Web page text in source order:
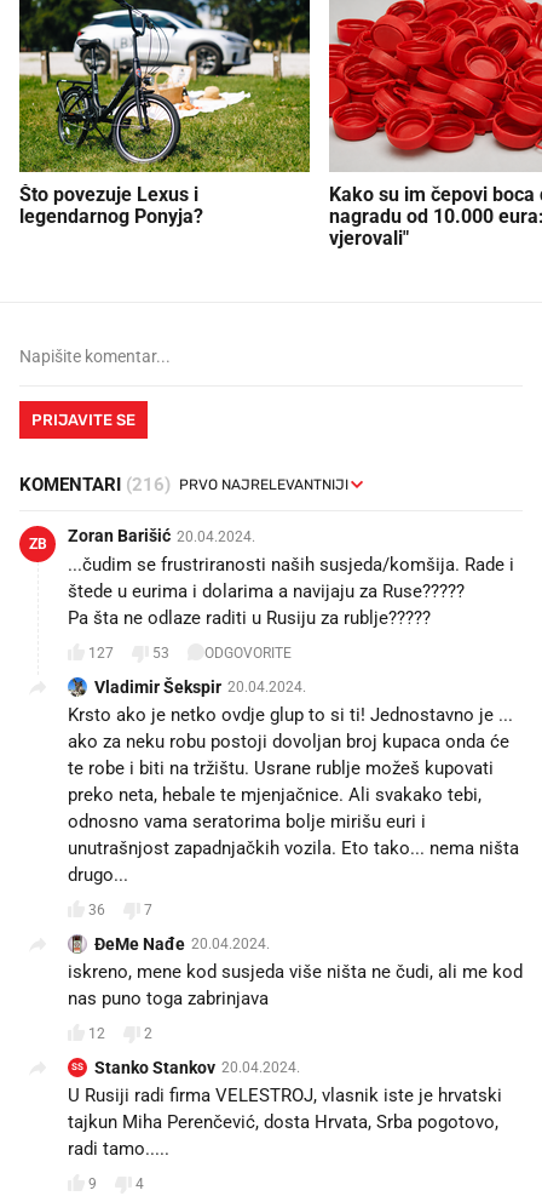
Što povezuje Lexus i
legendarnog Ponyja?
Kako su im čepovi boca
nagradu od 10.000
vjerovali"
PRIJAVITE SE
KOMENTARI (216)
ZB Zoran Barišić 20.04.2024.
...čudim se frustriranosti naših susjeda/komšija. Rade i
štede u eurima i dolarima a navijaju za Ruse?????
Pa šta ne odlaze raditi u Rusiju za rublje?????
127 53 ODGOVORITE
Vladimir Šekspir 20.04.2024.
Krsto ako je netko ovdje glup to si ti! Jednostavno je ...
ako za neku robu postoji dovoljan broj kupaca onda će
te robe i biti na tržištu. Usrane rublje možeš kupovati
preko neta, hebale te mjenjačnice. Ali svakako tebi,
odnosno vama seratorima bolje mirišu euri i
unutrašnjost zapadnjačkih vozila. Eto tako... nema ništa
drugo...
36 7
ĐeMe Nađe 20.04.2024.
iskreno, mene kod susjeda više ništa ne čudi, ali me kod
nas puno toga zabrinjava
12 2
SS Stanko Stankov 20.04.2024.
U Rusiji radi firma VELESTROJ, vlasnik iste je hrvatski
tajkun Miha Perenčević, dosta Hrvata, Srba pogotovo,
radi tamo.....
9 4